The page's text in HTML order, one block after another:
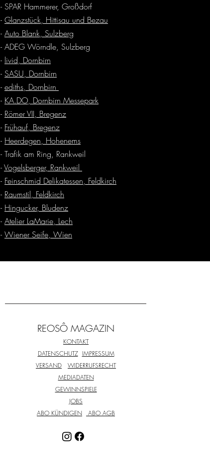
- SPAR Hammerer, Großdorf
- Glanzstück, Hittisau und Bezau
- Auto Blank, Sulzberg
- ADEG Wörndle, Sulzberg
- livid, Dornbirn
- SASU, Dornbirn
- ediths, Dornbirn
- KA.DO, Dornbirn Messepark
- Römer VII, Bregenz
- Frühauf, Bregenz
- Heerdegen, Hohenems
- Trafik am Ring, Rankweil
-Vogelsberger, Rankweil
- Feinschmid Delikatessen, Feldkirch
- Raumstil, Feldkirch
- Hingucker, Bludenz
- Atelier LaMarie, Lech
- Wiener Seife, Wien
REOSÔ MAGAZIN
KONTAKT
DATENSCHUTZ IMPRESSUM
VERSAND
WIDERRUFSRECHT
MEDIADATEN
GEWINNSPIELE
JOBS
ABO KÜNDIGEN
ABO AGB